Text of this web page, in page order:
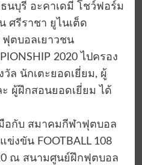
นบุรี อะคาเดมี่ โชว์ฟอร์ม
ศรีราชา ยูไนเต็ด
ตบอลเยาวชน
2020 ไปครอง
วัล นักเตะยอดเยี่ยม, ผู้
ผู้ฝึกสอนยอดเยี่ยม ได้
อกับ สมาคมกีฬาฟุตบอล
งขัน FOOTBALL 108
ณ สนามศูนย์ฝึกฟุตบอล